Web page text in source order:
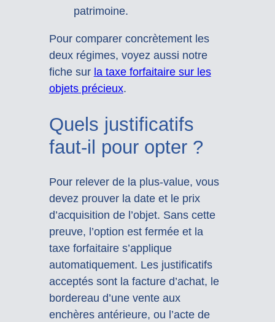
patrimoine.
Pour comparer concrètement les
deux régimes, voyez aussi notre
fiche sur la taxe forfaitaire sur les
objets précieux.
Quels justificatifs
faut-il pour opter ?
Pour relever de la plus-value, vous
devez prouver la date et le prix
d’acquisition de l’objet. Sans cette
preuve, l’option est fermée et la
taxe forfaitaire s’applique
automatiquement. Les justificatifs
acceptés sont la facture d’achat, le
bordereau d’une vente aux
enchères antérieure, ou l’acte de